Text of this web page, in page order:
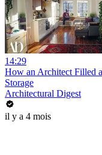
14:29
How an Architect Filled
Storage
Architectural Digest
il y a 4 mois